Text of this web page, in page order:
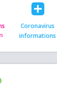
Coronavirus
informations